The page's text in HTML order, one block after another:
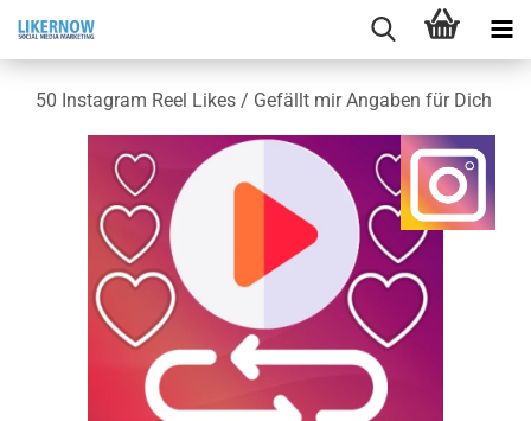
50 In­sta­gram Reel Likes / Ge­fällt mir An­ga­ben für Dich